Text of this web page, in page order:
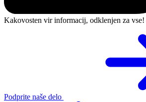
Kakovosten vir informacij, odklenjen za vse!
Podprite naše delo